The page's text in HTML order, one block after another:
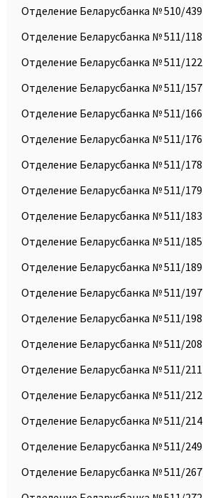
Отделение Беларусбанка № 510/439
Отделение Беларусбанка № 511/118
Отделение Беларусбанка № 511/122
Отделение Беларусбанка № 511/157
Отделение Беларусбанка № 511/166
Отделение Беларусбанка № 511/176
Отделение Беларусбанка № 511/178
Отделение Беларусбанка № 511/179
Отделение Беларусбанка № 511/183
Отделение Беларусбанка № 511/185
Отделение Беларусбанка № 511/189
Отделение Беларусбанка № 511/197
Отделение Беларусбанка № 511/198
Отделение Беларусбанка № 511/208
Отделение Беларусбанка № 511/211
Отделение Беларусбанка № 511/212
Отделение Беларусбанка № 511/214
Отделение Беларусбанка № 511/249
Отделение Беларусбанка № 511/267